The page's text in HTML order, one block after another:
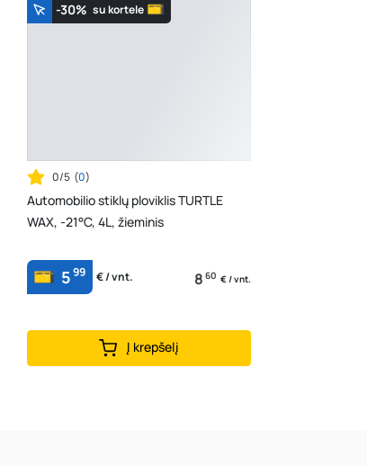
-30% su kortele
0/5 (0)
Automobilio stiklų ploviklis TURTLE
WAX, -21°C, 4L, žieminis
599 € / vnt. 8 60 € / vnt.
Į krepšelį